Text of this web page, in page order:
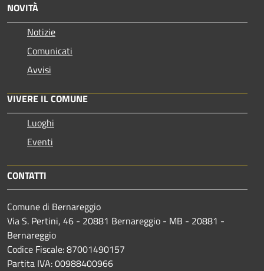
NOVITÀ
Notizie
Comunicati
Avvisi
VIVERE IL COMUNE
Luoghi
Eventi
CONTATTI
Comune di Bernareggio
Via S. Pertini, 46 - 20881 Bernareggio - MB - 20881 -
Bernareggio
Codice Fiscale: 87001490157
Partita IVA: 00988400966